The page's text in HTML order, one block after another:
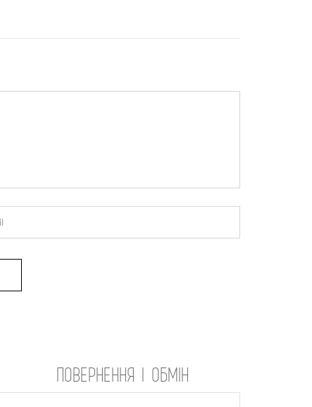
ПОВЕРНЕННЯ І ОБМІН